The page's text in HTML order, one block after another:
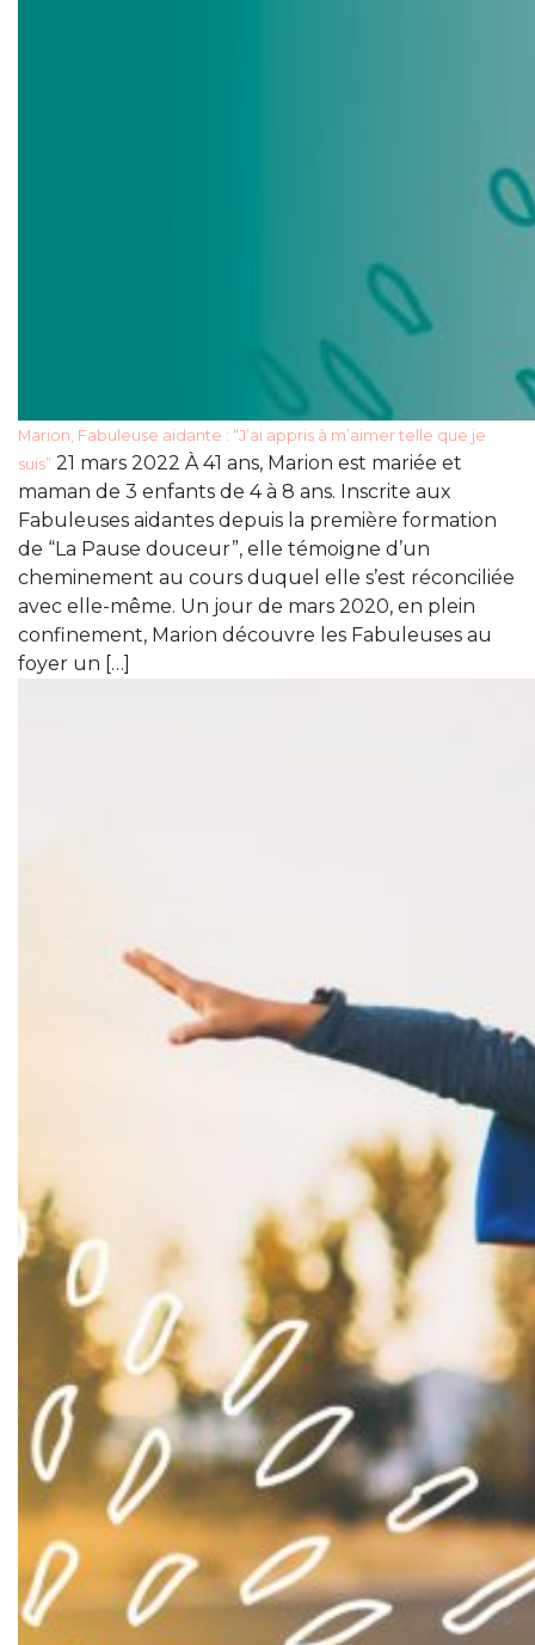
Marion, Fabuleuse aidante : “J’ai appris à m’aimer telle que je
suis” 21 mars 2022 À 41 ans, Marion est mariée et
maman de 3 enfants de 4 à 8 ans. Inscrite aux
Fabuleuses aidantes depuis la première formation
de “La Pause douceur”, elle témoigne d’un
cheminement au cours duquel elle s’est réconciliée
avec elle-même. Un jour de mars 2020, en plein
confinement, Marion découvre les Fabuleuses au
foyer un […]